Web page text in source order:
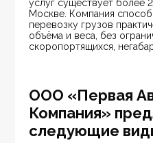
услуг существует более
Москве. Компания
перевозку грузов
объёма и веса, без
скоропортящихся,
ООО «Первая
Компания»
следующие